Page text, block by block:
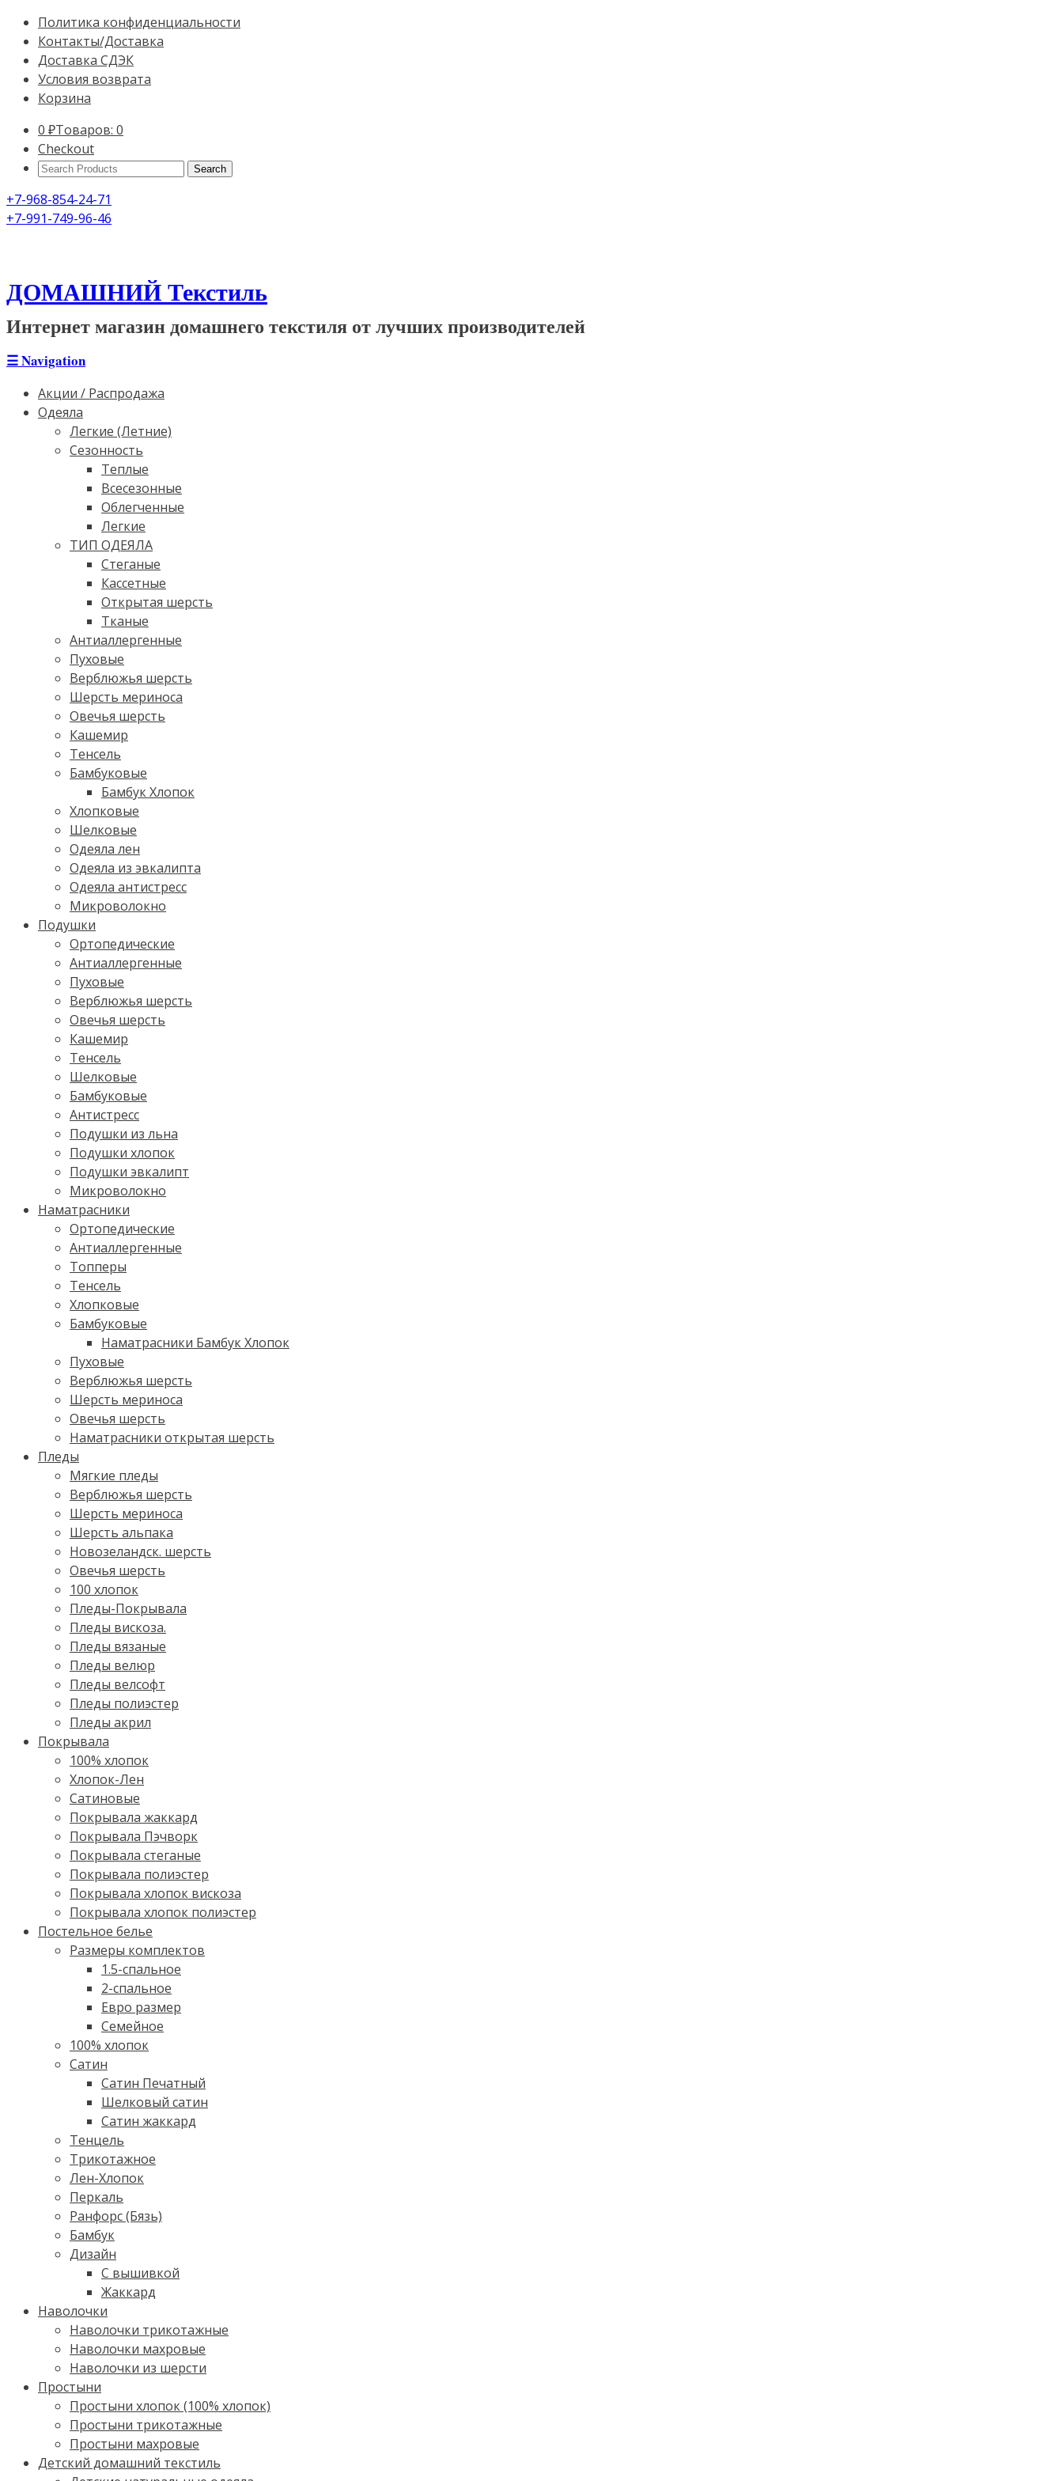
Политика конфиденциальности
Контакты/Доставка
Доставка СДЭК
Условия возврата
Корзина
0 ₽Товаров: 0
Checkout
Search
+7-968-854-24-71
+7-991-749-96-46
ДОМАШНИЙ Текстиль
Интернет магазин домашнего текстиля от лучших производителей
☰Navigation
Акции / Распродажа
Одеяла
Легкие (Летние)
Сезонность
Теплые
Всесезонные
Облегченные
Легкие
ТИП ОДЕЯЛА
Стеганые
Кассетные
Открытая шерсть
Тканые
Антиаллергенные
Пуховые
Верблюжья шерсть
Шерсть мериноса
Овечья шерсть
Кашемир
Тенсель
Бамбуковые
Бамбук Хлопок
Хлопковые
Шелковые
Одеяла лен
Одеяла из эвкалипта
Одеяла антистресс
Микроволокно
Подушки
Ортопедические
Антиаллергенные
Пуховые
Верблюжья шерсть
Овечья шерсть
Кашемир
Тенсель
Шелковые
Бамбуковые
Антистресс
Подушки из льна
Подушки хлопок
Подушки эвкалипт
Микроволокно
Наматрасники
Ортопедические
Антиаллергенные
Топперы
Тенсель
Хлопковые
Бамбуковые
Наматрасники Бамбук Хлопок
Пуховые
Верблюжья шерсть
Шерсть мериноса
Овечья шерсть
Наматрасники открытая шерсть
Пледы
Мягкие пледы
Верблюжья шерсть
Шерсть мериноса
Шерсть альпака
Новозеландск. шерсть
Овечья шерсть
100 хлопок
Пледы-Покрывала
Пледы вискоза.
Пледы вязаные
Пледы велюр
Пледы велсофт
Пледы полиэстер
Пледы акрил
Покрывала
100% хлопок
Хлопок-Лен
Сатиновые
Покрывала жаккард
Покрывала Пэчворк
Покрывала стеганые
Покрывала полиэстер
Покрывала хлопок вискоза
Покрывала хлопок полиэстер
Постельное белье
Размеры комплектов
1.5-спальное
2-спальное
Евро размер
Семейное
100% хлопок
Cатин
Сатин Печатный
Шелковый сатин
Сатин жаккард
Тенцель
Трикотажное
Лен-Хлопок
Перкаль
Ранфорс (Бязь)
Бамбук
Дизайн
С вышивкой
Жаккард
Наволочки
Наволочки трикотажные
Наволочки махровые
Наволочки из шерсти
Простыни
Простыни хлопок (100% хлопок)
Простыни трикотажные
Простыни махровые
Детский домашний текстиль